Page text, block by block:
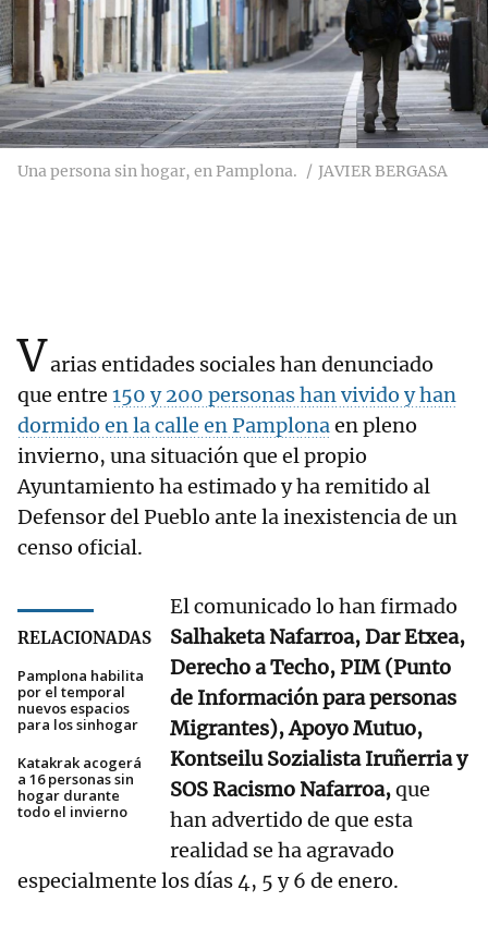
Una persona sin hogar, en Pamplona. JAVIER BERGASA
Varias entidades sociales han denunciado
que entre 150 y 200 personas han vivido y han
dormido en la calle en Pamplonaen pleno
invierno, una situación que el propio
Ayuntamiento ha estimado y ha remitido al
Defensor del Pueblo ante la inexistencia de un
censo oficial.
RELACIONADAS
Pamplona habilita
por el temporal
nuevos espacios
para los sinhogar
Katakrak acogerá
a 16 personas sin
hogar durante
todo el invierno
El comunicado lo han firmado
Salhaketa Nafarroa, Dar Etxea,
Derecho a Techo, PIM (Punto
de Información para personas
Migrantes), Apoyo Mutuo,
Kontseilu Sozialista Iruñerria y
SOS Racismo Nafarroa,que
han advertido de que esta
realidad se ha agravado
especialmente los días 4, 5 y 6 de enero.